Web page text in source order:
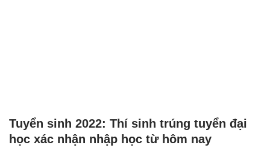
Tuyển sinh 2022: Thí sinh trúng tuyển đại
học xác nhận nhập học từ hôm nay